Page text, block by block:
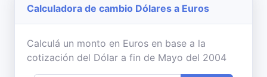
Calculadora de cambio Dólares a Euros
Calculá un monto en Euros en base a la
cotización del Dólar a fin de Mayo del 2004